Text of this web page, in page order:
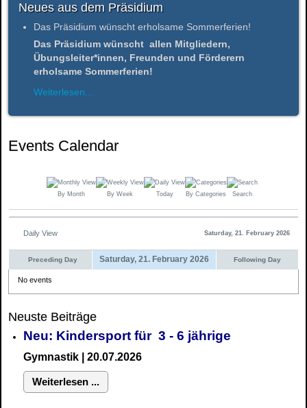
Neues aus dem Präsidium
Das Präsidium wünscht erholsame Sommerferien!
Das Präsidium wünscht allen Mitgliedern,
Übungsleiter*innen, Freunden und Förderern
erholsame Sommerferien!
Weiterlesen...
Events Calendar
By Month By Week Today By Categories Search
Daily View Saturday, 21. February 2026
Preceding Day Saturday, 21. February 2026 Following Day
No events
Neuste Beiträge
Neu: Kindersport für 3 - 6 jährige
Gymnastik | 20.07.2026
Weiterlesen ...